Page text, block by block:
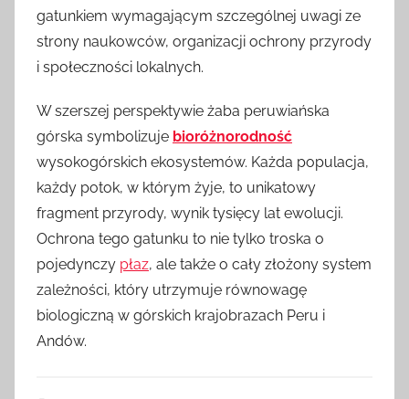
gatunkiem wymagającym szczególnej uwagi ze
strony naukowców, organizacji ochrony przyrody
i społeczności lokalnych.
W szerszej perspektywie żaba peruwiańska
górska symbolizuje bioróżnorodność
wysokogórskich ekosystemów. Każda populacja,
każdy potok, w którym żyje, to unikatowy
fragment przyrody, wynik tysięcy lat ewolucji.
Ochrona tego gatunku to nie tylko troska o
pojedynczy płaz, ale także o cały złożony system
zależności, który utrzymuje równowagę
biologiczną w górskich krajobrazach Peru i
Andów.